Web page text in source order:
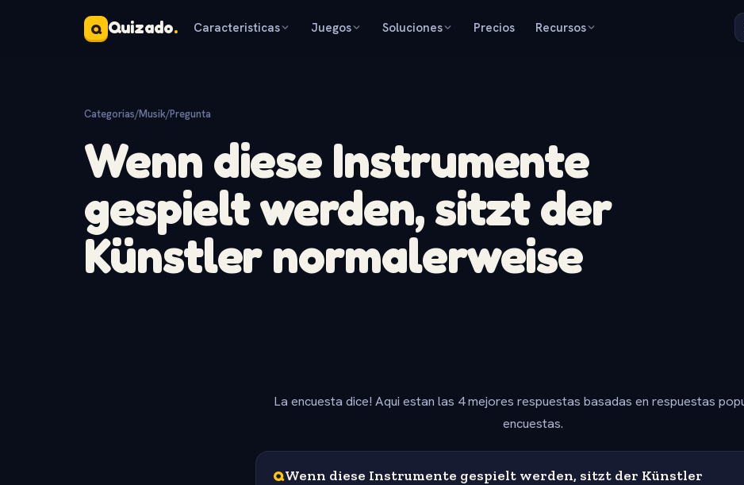
Q Quizado. Caracteristicas Juegos Soluciones Precios Recursos
Categorias/Musik/Pregunta
Wenn diese Instrumente
gespielt werden, sitzt der
Künstler normalerweise
La encuesta dice! Aqui estan las 4 mejores respuestas basadas en respuestas
encuestas.
QWenn diese Instrumente gespielt werden, sitzt der Künstler